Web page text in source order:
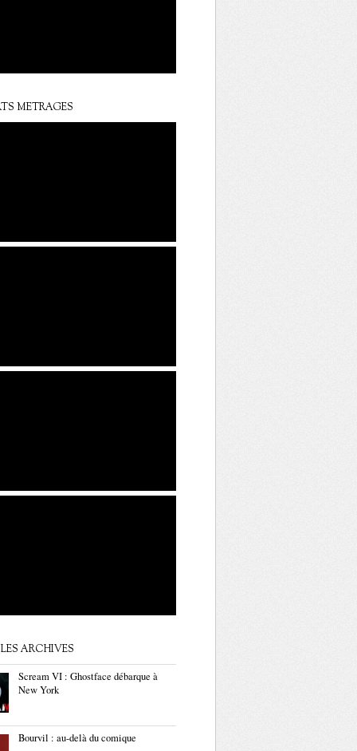
METRAGES
ARCHIVES
Scream VI : Ghostface débarque à
New York
Bourvil : au-delà du comique